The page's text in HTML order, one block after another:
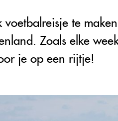
voetbalreisje te
Zoals elke
je op een rijtje!